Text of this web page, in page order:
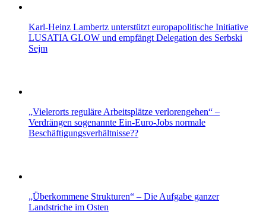
Karl-Heinz Lambertz unterstützt europapolitische Initiative
LUSATIA GLOW und empfängt Delegation des Serbski
Sejm
„Vielerorts reguläre Arbeitsplätze verlorengehen“ –
Verdrängen sogenannte Ein-Euro-Jobs normale
Beschäftigungsverhältnisse??
„Überkommene Strukturen“ – Die Aufgabe ganzer
Landstriche im Osten